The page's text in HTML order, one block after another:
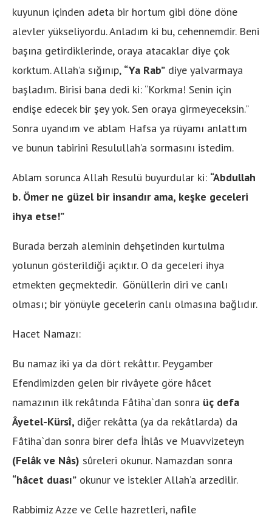
kuyunun içinden adeta bir hortum gibi döne döne
alevler yükseliyordu. Anladım ki bu, cehennemdir. Beni
başına getirdiklerinde, oraya atacaklar diye çok
korktum. Allah’a sığınıp, “Ya Rab” diye yalvarmaya
başladım. Birisi bana dedi ki: “Korkma! Senin için
endişe edecek bir şey yok. Sen oraya girmeyeceksin.”
Sonra uyandım ve ablam Hafsa ya rüyamı anlattım
ve bunun tabirini Resulullah’a sormasını istedim.
Ablam sorunca Allah Resulü buyurdular ki: “Abdullah
b. Ömer ne güzel bir insandır ama, keşke geceleri
ihya etse!”
Burada berzah aleminin dehşetinden kurtulma
yolunun gösterildiği açıktır. O da geceleri ihya
etmekten geçmektedir. Gönüllerin diri ve canlı
olması; bir yönüyle gecelerin canlı olmasına bağlıdır.
Hacet Namazı:
Bu namaz iki ya da dört rekâttır. Peygamber
Efendimizden gelen bir rivâyete göre hâcet
namazının ilk rekâtında Fâtiha`dan sonra üç defa
Âyetel-Kürsî, diğer rekâtta (ya da rekâtlarda) da
Fâtiha`dan sonra birer defa İhlâs ve Muavvizeteyn
(Felâk ve Nâs) sûreleri okunur. Namazdan sonra
“hâcet duası” okunur ve istekler Allah’a arzedilir.
Rabbimiz Azze ve Celle hazretleri, nafile